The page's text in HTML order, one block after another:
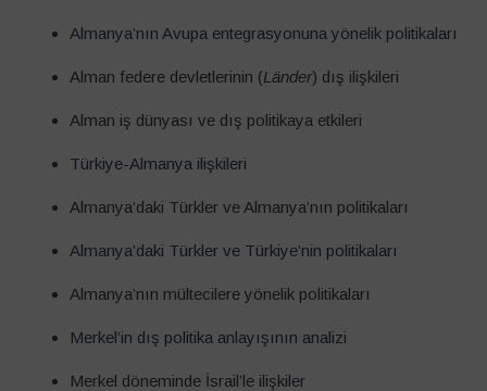
Almanya’nın Avupa entegrasyonuna yönelik politikaları
Alman federe devletlerinin (Länder) dış ilişkileri
Alman iş dünyası ve dış politikaya etkileri
Türkiye-Almanya ilişkileri
Almanya’daki Türkler ve Almanya’nın politikaları
Almanya’daki Türkler ve Türkiye’nin politikaları
Almanya’nın mültecilere yönelik politikaları
Merkel’in dış politika anlayışının analizi
Merkel döneminde İsrail’le ilişkiler